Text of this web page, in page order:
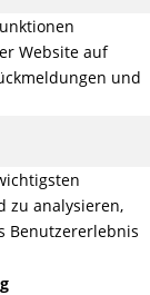
Website auf
und
zu analysieren,
Benutzererlebnis